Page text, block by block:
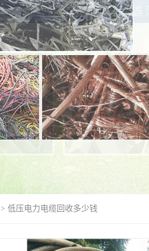
> 低压电力电缆回收多少钱